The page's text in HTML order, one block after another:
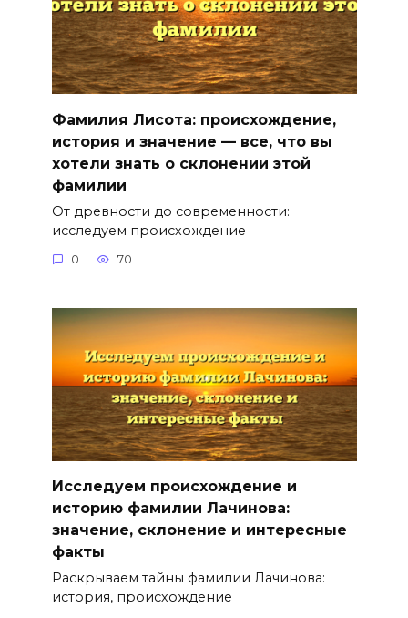
Фамилия Лисота: происхождение,
история и значение — все, что вы
хотели знать о склонении этой
фамилии
От древности до современности:
исследуем происхождение
0 70
Исследуем происхождение и
историю фамилии Лачинова:
значение, склонение и интересные
факты
Раскрываем тайны фамилии Лачинова:
история, происхождение